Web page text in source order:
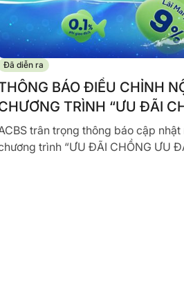
Đã diễn ra
BÁO ĐIỀU CHỈNH
TRÌNH “ƯU ĐÃI
trân trọng thông báo cập
trình “ƯU ĐÃI CHỒNG ƯU